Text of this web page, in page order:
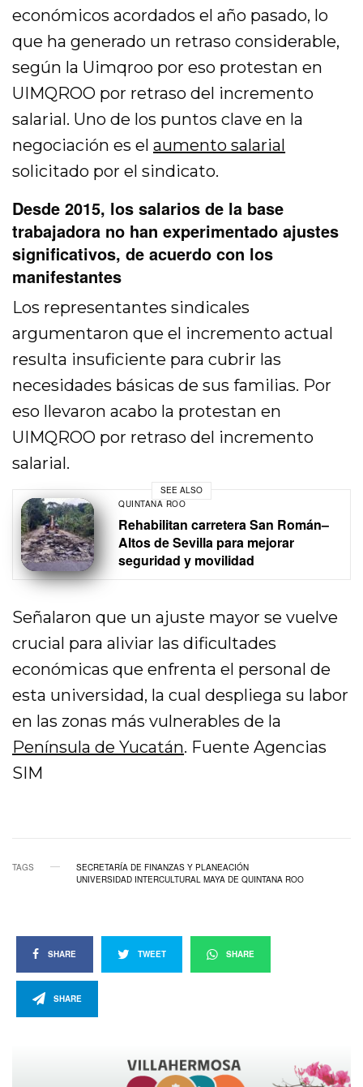
económicos acordados el año pasado, lo
que ha generado un retraso considerable,
según la Uimqroo por eso protestan en
UIMQROO por retraso del incremento
salarial. Uno de los puntos clave en la
negociación es elaumento salarial
solicitado por el sindicato.
Desde 2015, los salarios de la base
trabajadora no han experimentado ajustes
significativos, de acuerdo con los
manifestantes
Los representantes sindicales
argumentaron que el incremento actual
resulta insuficiente para cubrir las
necesidades básicas de sus familias. Por
eso llevaron acabo la protestan en
UIMQROO por retraso del incremento
salarial.
SEE ALSO
QUINTANA ROO
Rehabilitan carretera San Román–
Altos de Sevilla para mejorar
seguridad y movilidad
Señalaron que un ajuste mayor se vuelve
crucial para aliviar las dificultades
económicas que enfrenta el personal de
esta universidad, la cual despliega su labor
en las zonas más vulnerables de la
Península de Yucatán. Fuente Agencias
SIM
TAGS
SECRETARÍA DE FINANZAS Y PLANEACIÓN
UNIVERSIDAD INTERCULTURAL MAYA DE QUINTANA ROO
SHARE TWEET SHARE
SHARE